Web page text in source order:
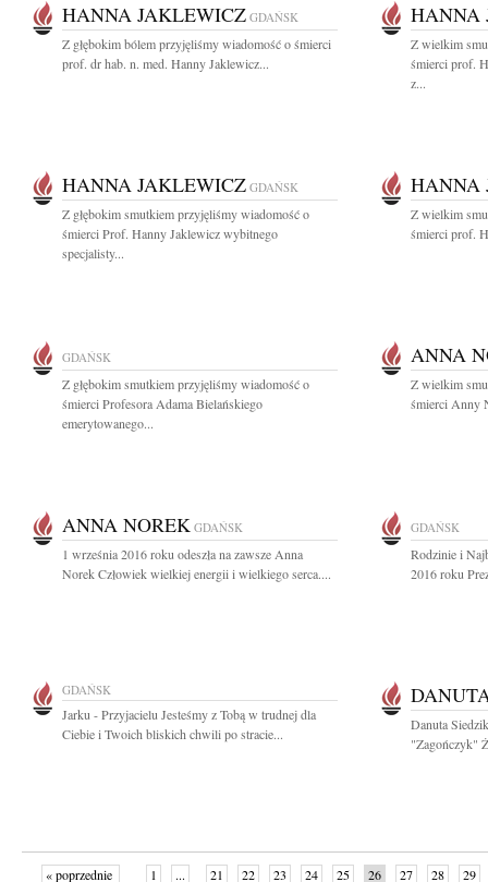
HANNA JAKLEWICZ GDAŃSK
Z głębokim bólem przyjęliśmy wiadomość o śmierci
prof. dr hab. n. med. Hanny Jaklewicz...
HANNA
Z wielkim
śmierci prof.
z...
HANNA JAKLEWICZ GDAŃSK
Z głębokim smutkiem przyjęliśmy wiadomość o
śmierci Prof. Hanny Jaklewicz wybitnego
specjalisty...
HANNA
Z wielkim
śmierci prof.
GDAŃSK
Z głębokim smutkiem przyjęliśmy wiadomość o
śmierci Profesora Adama Bielańskiego
emerytowanego...
ANNA
Z wielkim
śmierci Anny
ANNA NOREK GDAŃSK
1 września 2016 roku odeszła na zawsze Anna
Norek Człowiek wielkiej energii i wielkiego serca....
GDAŃSK
Rodzinie i
2016 roku
GDAŃSK
Jarku - Przyjacielu Jesteśmy z Tobą w trudnej dla
Ciebie i Twoich bliskich chwili po stracie...
Danuta
"Zagończyk"
« poprzednie 1 ... 21 22 23 24 25 26 27 28 29